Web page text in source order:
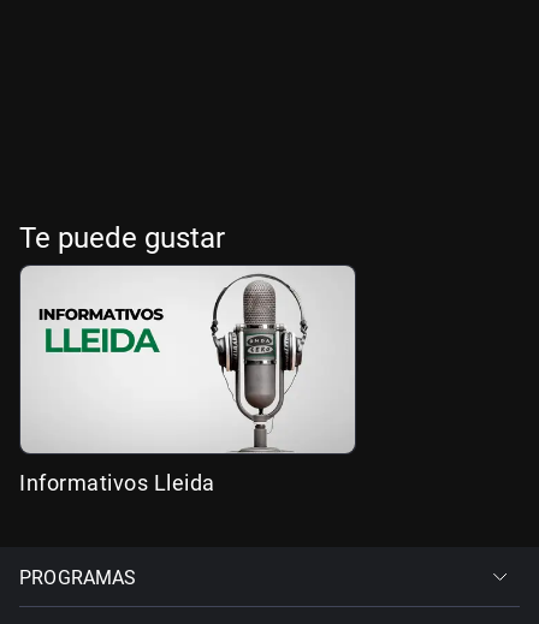
Te puede gustar
Informativos Lleida
PROGRAMAS